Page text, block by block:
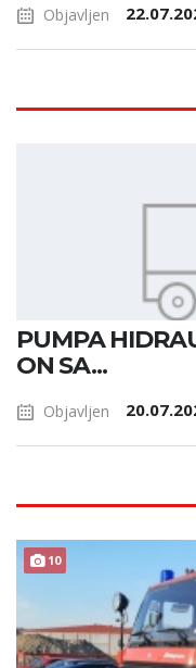
Objavljen
PUMPA
ON SA...
Objavljen
10